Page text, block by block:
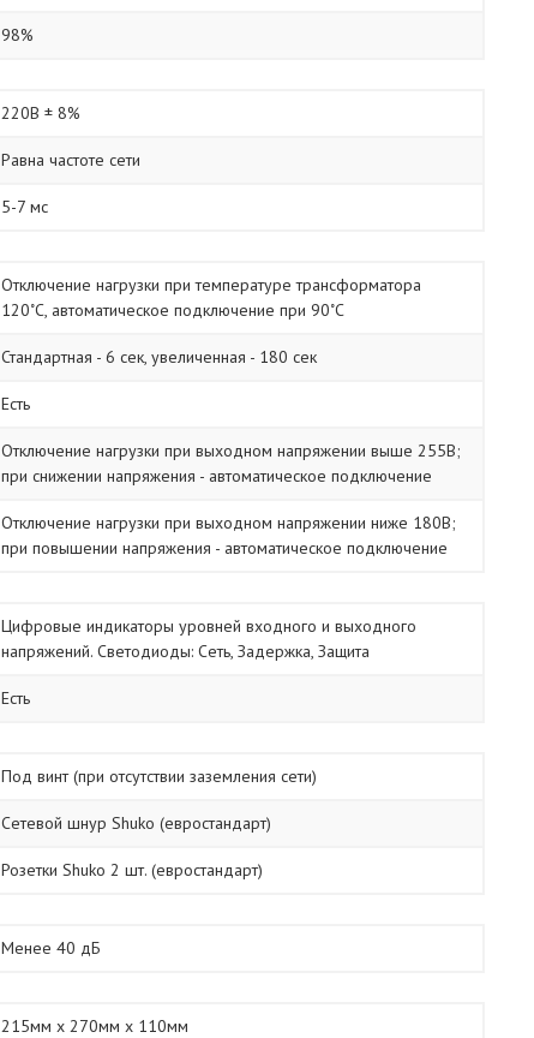
98%
220В ± 8%
Равна частоте сети
5-7 мс
Отключение нагрузки при температуре трансформатора
120˚С, автоматическое подключение при 90˚С
Стандартная - 6 сек, увеличенная - 180 сек
Есть
Отключение нагрузки при выходном напряжении выше 255В;
при снижении напряжения - автоматическое подключение
Отключение нагрузки при выходном напряжении ниже 180В;
при повышении напряжения - автоматическое подключение
Цифровые индикаторы уровней входного и выходного
напряжений. Светодиоды: Сеть, Задержка, Защита
Есть
Под винт (при отсутствии заземления сети)
Сетевой шнур Shuko (евростандарт)
Розетки Shuko 2 шт. (евростандарт)
Менее 40 дБ
215мм х 270мм х 110мм